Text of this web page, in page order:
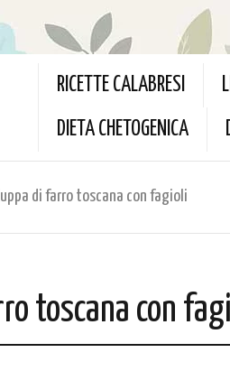
RICETTE CALABRESI
DIETA CHETOGENICA
di farro toscana con fagioli
toscana con